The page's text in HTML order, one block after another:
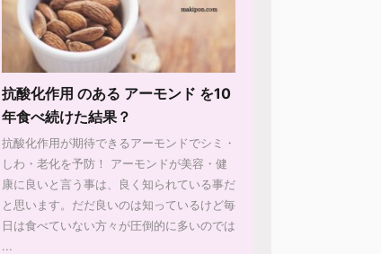
抗酸化作用 のある アーモンド を10
年食べ続けた結果？
抗酸化作用が期待できるアーモンドでシミ・
しわ・老化を予防！ アーモンドが美容・健
康に良いと言う事は、良く知られている事だ
と思います。だだ良いのは知っているけど毎
日は食べていない方々が圧倒的に多いのでは
...